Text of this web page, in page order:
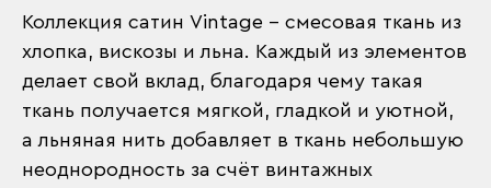
Коллекция сатин Vintage – смесовая ткань из
хлопка, вискозы и льна. Каждый из элементов
делает свой вклад, благодаря чему такая
ткань получается мягкой, гладкой и уютной,
а льняная нить добавляет в ткань небольшую
неоднородность за счёт винтажных